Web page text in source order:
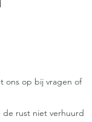
ons op bij vragen of
de rust niet verhuurd